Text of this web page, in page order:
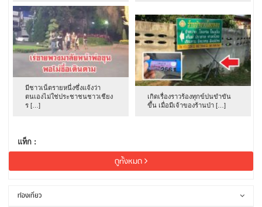
มีชาวเน็ตรายหนึ่งซึ่งแจ้งว่า
ตนเองไม่ใช่ประชาชนชาวเชียง
ร […]
เกิดเรื่องราวร้องทุกข์ปนขำขัน
ขึ้น เมื่อมีเจ้าของร้านป่า […]
แท็ก :
ดูทั้งหมด
ท่องเที่ยว